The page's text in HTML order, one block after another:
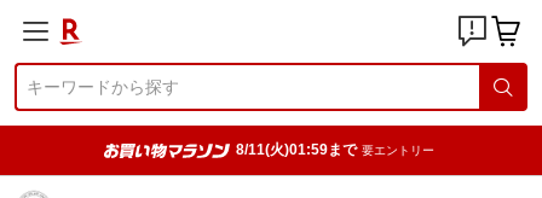
8/11(火)01:59まで 要エントリー